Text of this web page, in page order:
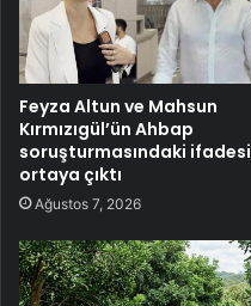
Feyza Altun ve Mahsun
Kırmızıgül’ün Ahbap
soruşturmasındaki ifadesi
ortaya çıktı
Ağustos 7, 2026